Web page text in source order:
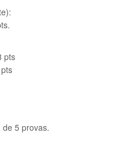
pts
5 provas.